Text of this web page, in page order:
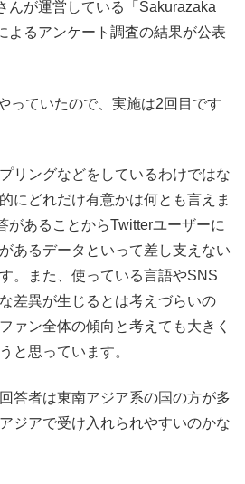
んが運営している「Sakurazaka
よるアンケート調査の結果が公表
っていたので、実施は2回目です
リングなどをしているわけではな
にどれだけ有意かは何とも言えま
があることからTwitterユーザーに
あるデータといって差し支えない
。また、使っている言語やSNS
差異が生じるとは考えづらいの
ァン全体の傾向と考えても大きく
と思っています。
答者は東南アジア系の国の方が多
ジアで受け入れられやすいのかな